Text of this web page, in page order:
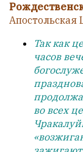
мыслящих.
обновляется
большим
трудом,
душой.
Апостольская
Так как
часов
во всех